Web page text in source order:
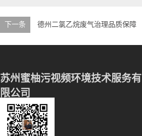
下一条 德州二氯乙烷废气治理品质保障
苏州蜜柚污视频环境技术服务有
限公司